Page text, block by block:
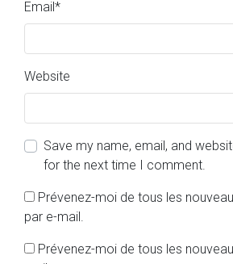
Email*
Website
Save my name, email, and
for the next time I comment.
Prévenez-moi de tous les
par e-mail.
Prévenez-moi de tous les